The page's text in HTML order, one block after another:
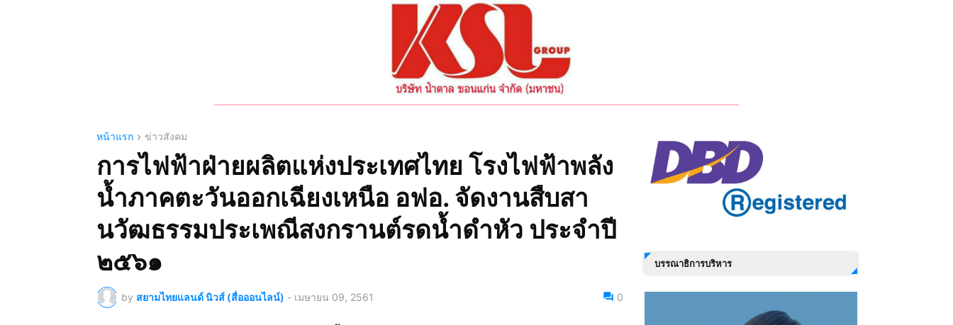
หน้าแรก ข่าวสังคม
การไฟฟ้าฝ่ายผลิตแห่งประเทศไทย โรงไฟฟ้าพลัง
น้ำภาคตะวันออกเฉียงเหนือ อฟอ. จัดงานสืบสา
นวัฒธรรมประเพณีสงกรานต์รดน้ำดำหัว ประจำปี
๒๕๖๑
by สยามไทยแลนด์ นิวส์ (สื่อออนไลน์) - เมษายน 09, 2561 0
บรรณาธิการบริหาร